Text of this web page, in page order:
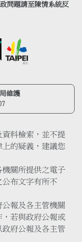
問題請至陳情系統反
維護
料檢索，並不提
的疑義，建議您
關所提供之電子
布文字有所不
報及各主管機關
若與政府公報或
府公報及各主管